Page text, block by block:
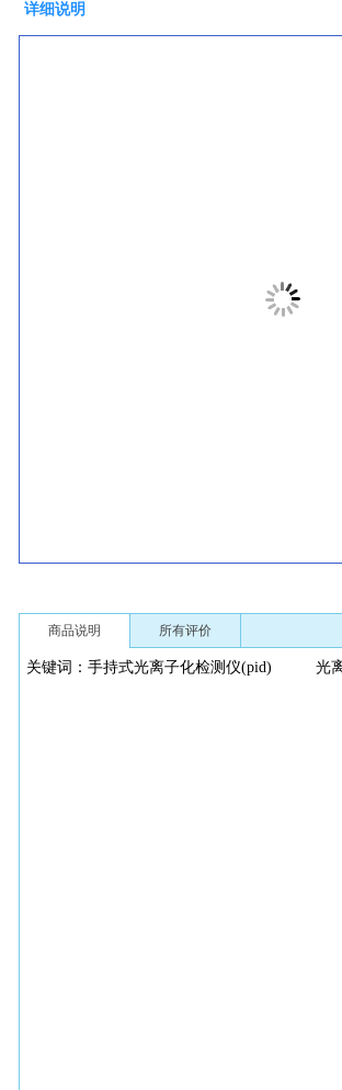
详细说明
商品说明 所有评价
关键词：手持式光离子化检测仪(pid)